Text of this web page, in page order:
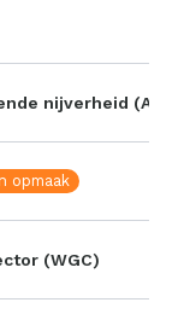
nijverheid
opmaak
(WGC)